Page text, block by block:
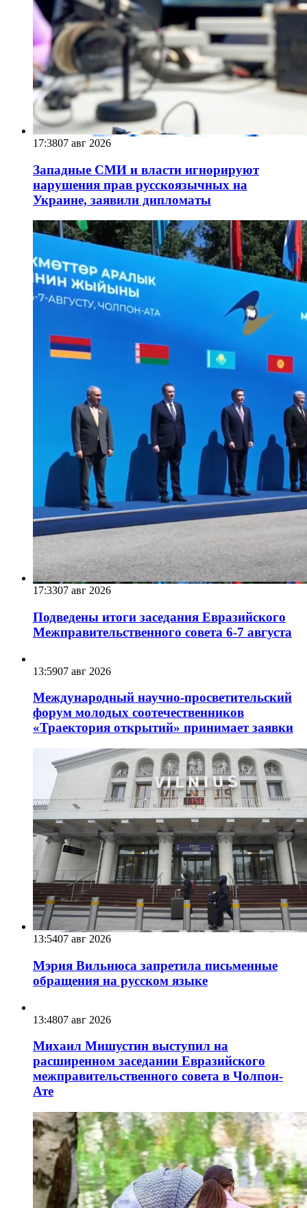
17:3807 авг 2026
Западные СМИ и власти игнорируют
нарушения прав русскоязычных на
Украине, заявили дипломаты
17:3307 авг 2026
Подведены итоги заседания Евразийского
Межправительственного совета 6-7 августа
13:5907 авг 2026
Международный научно-просветительский
форум молодых соотечественников
«Траектория открытий» принимает заявки
13:5407 авг 2026
Мэрия Вильнюса запретила письменные
обращения на русском языке
13:4807 авг 2026
Михаил Мишустин выступил на
расширенном заседании Евразийского
межправительственного совета в Чолпон-
Ате